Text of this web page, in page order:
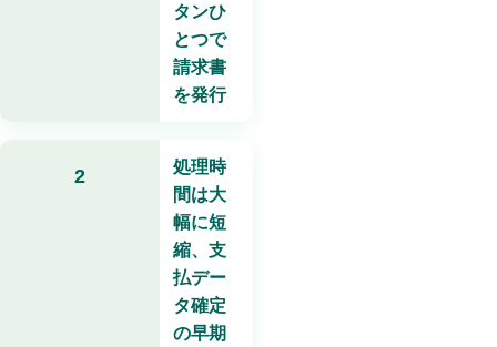
タンひ
とつで
請求書
を発行
2
処理時
間は大
幅に短
縮、支
払デー
タ確定
の早期